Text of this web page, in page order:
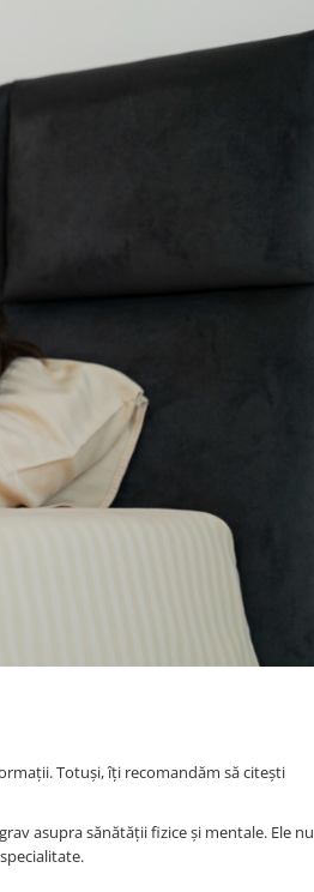
Totuși, îți recomandăm să citești
asupra sănătății fizice și mentale. Ele nu